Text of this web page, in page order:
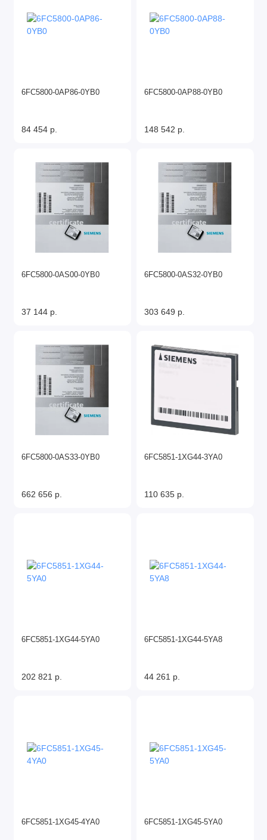
6FC5800-0AP86-0YB0
84 454 р.
6FC5800-0AP88-0YB0
148 542 р.
6FC5800-0AS00-0YB0
37 144 р.
6FC5800-0AS32-0YB0
303 649 р.
6FC5800-0AS33-0YB0
662 656 р.
6FC5851-1XG44-3YA0
110 635 р.
6FC5851-1XG44-5YA0
202 821 р.
6FC5851-1XG44-5YA8
44 261 р.
6FC5851-1XG45-4YA0 6FC5851-1XG45-5YA0